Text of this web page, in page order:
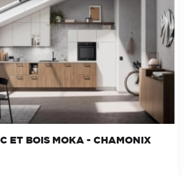
ET BOIS MOKA - CHAMONIX